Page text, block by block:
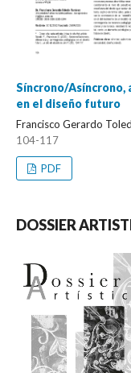
Síncrono/Asíncrono,
en el diseño futuro
Francisco Gerardo
104-117
PDF
DOSSIER